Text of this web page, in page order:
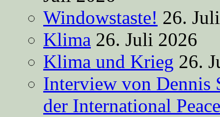
Windowstaste! 26.
Klima 26. Juli 2026
Klima und Krieg 26.
Interview von Dennis
der International